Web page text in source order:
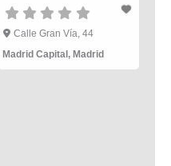
Calle Gran Vía, 44
Madrid Capital , Madrid